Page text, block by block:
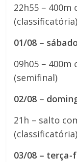
22h55 –
(classificatória)
01/08 – sábado
09h05 –
(semifinal)
02/08 –
21h – salto
(classificatória)
03/08 – terça-